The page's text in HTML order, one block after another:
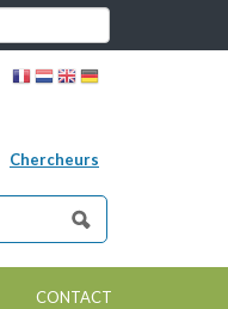
Chercheurs
CONTACT